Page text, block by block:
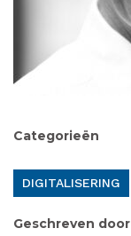
Categorieën
DIGITALISERING
Geschreven door